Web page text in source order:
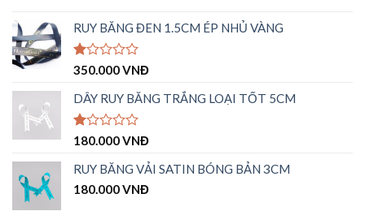
RUY BĂNG ĐEN 1.5CM ÉP NHỦ VÀNG
Được
hạng
1.00
5
sao
350.000VNĐ
DÂY RUY BĂNG TRẮNG LOẠI TỐT 5CM
Được
hạng
1.00
5
180.000VNĐ
RUY BĂNG VẢI SATIN BÓNG BẢN 3CM
180.000VNĐ